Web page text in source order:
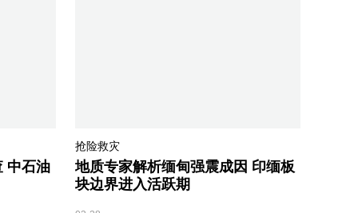
中石油
抢险救灾
地质专家解析缅甸强震成因 印缅板
块边界进入活跃期